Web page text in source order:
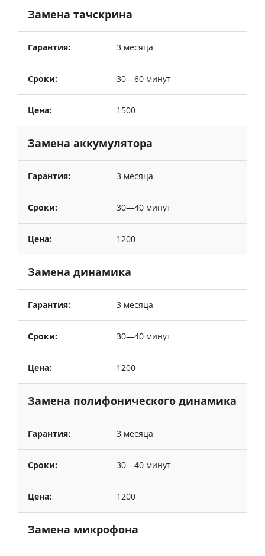
Замена тачскрина
3 месяца
30—60 минут
1500
Замена аккумулятора
3 месяца
30—40 минут
1200
Замена динамика
3 месяца
30—40 минут
1200
Замена полифонического динамика
3 месяца
30—40 минут
1200
Замена микрофона